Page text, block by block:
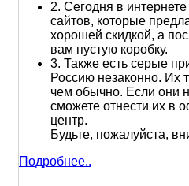
2. Сегодня в
сайтов, которые
хорошей скидкой, а
вам пустую коробку.
3. Также есть серые
Россию незаконно. Их
чем обычно. Если они
сможете отнести их в
центр.
Будьте, пожалуйста,
Подробнее..